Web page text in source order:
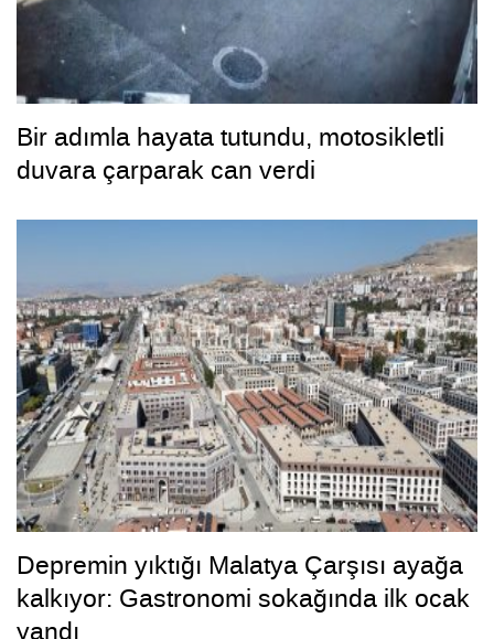
Bir adımla hayata tutundu, motosikletli
duvara çarparak can verdi
Depremin yıktığı Malatya Çarşısı ayağa
kalkıyor: Gastronomi sokağında ilk ocak
yandı